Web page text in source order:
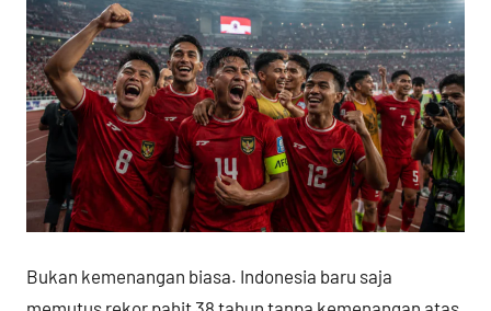
Bukan kemenangan biasa. Indonesia baru saja